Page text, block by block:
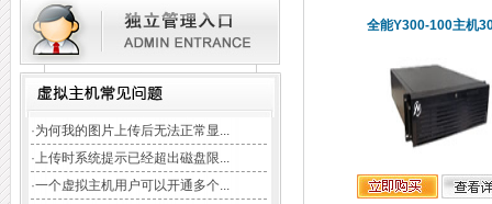
TAG: 域名注册
·为何我的图片上传后无法正常显...
·上传时系统提示已经超出磁盘限...
·一个虚拟主机用户可以开通多个...
全能Y300-100主机